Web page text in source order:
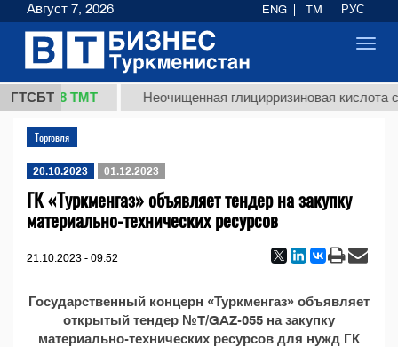
ГТСБТ
37,8 ТМТ Неочищенная глицирризиновая кислота
Торговля
20.10.2023 01.12.2023
ГК «Туркменгаз» объявляет тендер на закупку
материально-технических ресурсов
21.10.2023 - 09:52
Государственный концерн «Туркменгаз» объявляет
открытый тендер №T/GAZ-055 на закупку
материально-технических ресурсов для нужд ГК
Август 7, 2026 ENG TM РУС